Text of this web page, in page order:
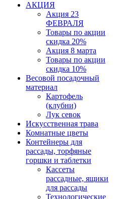
АКЦИЯ
Акция 23
ФЕВРАЛЯ
Товары по акции
скидка 20%
Акция 8 марта
Товары по акции
скидка 10%
Весовой посадочный
материал
Картофель
(клубни)
Лук севок
Искусственная трава
Комнатные цветы
Контейнеры для
рассады, торфяные
горшки и таблетки
Кассеты
рассадные, ящики
для рассады
Технологические